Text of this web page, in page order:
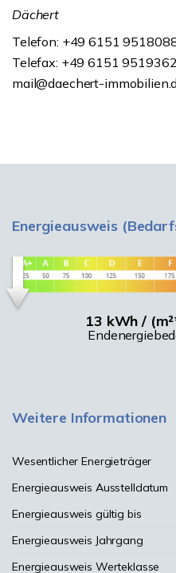
Dächert
Telefon: +49 6151
Telefax: +49 6151 9519362
mail@daechert-
Energieausweis
13 kWh /
Weitere Informationen
Wesentlicher Energieträger
Energieausweis Ausstelldatum
Energieausweis gültig bis
Energieausweis Jahrgang
Energieausweis Werteklasse